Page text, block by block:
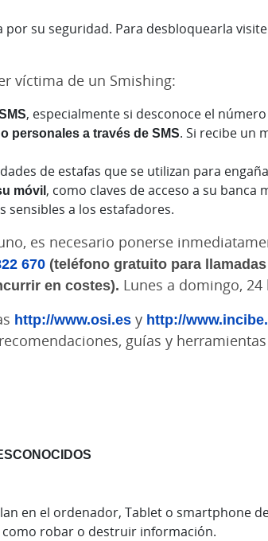
su seguridad. Para desbloquearla visite
víctima de un Smishing:
, especialmente si desconoce el
personales a través de SMS. Si recibe un
de estafas que se utilizan para
móvil, como claves de acceso a su banca
a los estafadores.
es necesario ponerse
670 (teléfono gratuito para
en costes). Lunes a domingo, 24
http://www.osi.es y http://
guías y
en el ordenador, Tablet o smartphone
robar o destruir información.